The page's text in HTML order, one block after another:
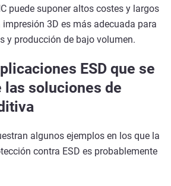
puede suponer altos costes y largos
3D es más adecuada para
y producción de bajo volumen.
ESD que se
las soluciones de
algunos ejemplos en los que la
contra ESD es probablemente